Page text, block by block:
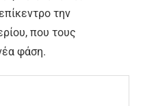
την
που τους
φάση.